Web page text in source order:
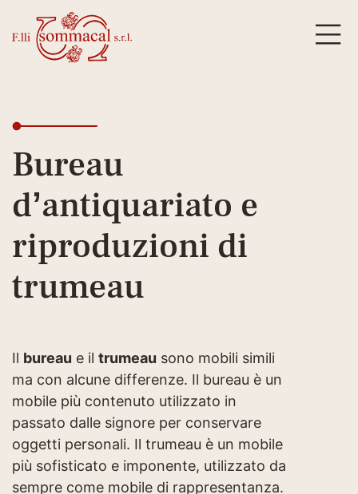
Bureau
d’antiquariato e
riproduzioni di
trumeau
Il bureau e il trumeau sono mobili simili
ma con alcune differenze. Il bureau è un
mobile più contenuto utilizzato in
passato dalle signore per conservare
oggetti personali. Il trumeau è un mobile
più sofisticato e imponente, utilizzato da
sempre come mobile di rappresentanza.